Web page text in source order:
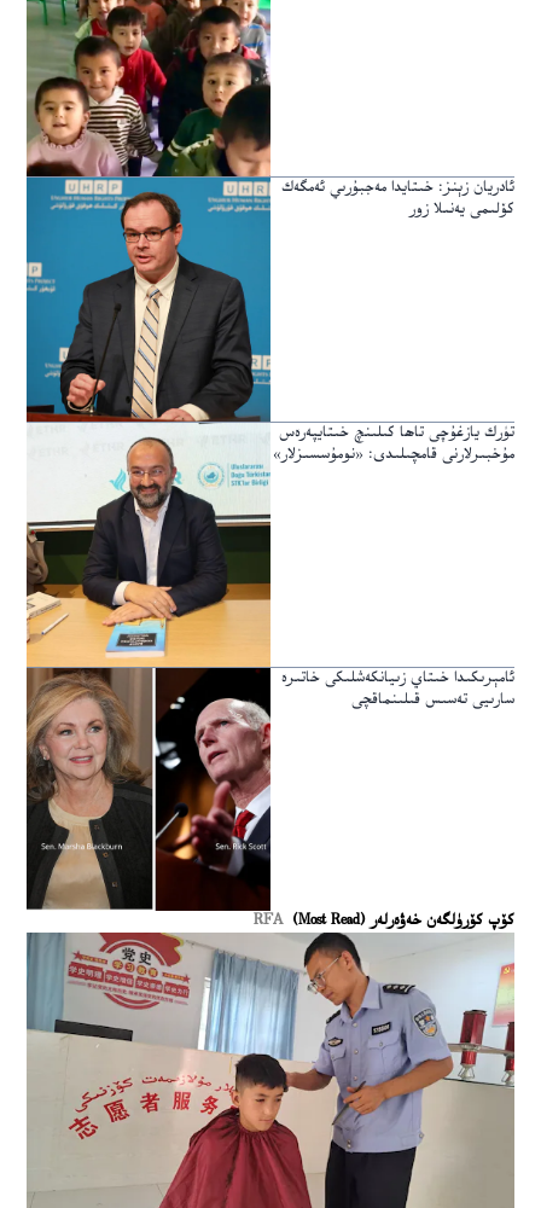
ئادريان زېنز: خىتايدا مەجبۇرىي ئەمگەك
كۆلىمى يەنىلا زور
تۈرك يازغۇچى تاھا كىلىنچ خىتايپەرەس
مۇخبىرلارنى قامچىلىدى: «نومۇسسىزلار»
ئامېرىكىدا خىتاي زىيانكەشلىكى خاتىرە
سارىيى تەسىس قىلىنماقچى
كۆپ كۆرۈلگەن خەۋەرلەر (Most Read) RFA